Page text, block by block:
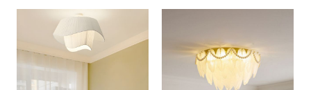
40,64 cm Design 1